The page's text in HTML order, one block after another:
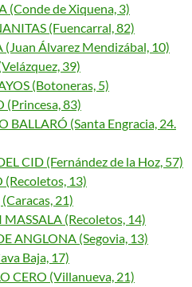
(Conde de Xiquena, 3)
(Fuencarral, 82)
(Juan Álvarez Mendizábal, 10)
39)
(Botoneras, 5)
(Princesa, 83)
BALLARÓ (Santa Engracia, 24.
CID (Fernández de la Hoz, 57)
(Recoletos, 13)
21)
(Recoletos, 14)
ANGLONA (Segovia, 13)
Baja, 17)
CERO (Villanueva, 21)